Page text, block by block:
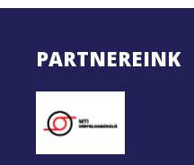
PARTNEREINK